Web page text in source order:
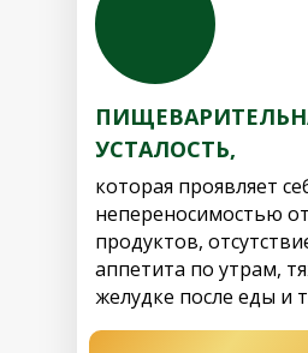
УСТАЛОСТЬ,
которая проявляет
непереносимостью
продуктов,
аппетита по утрам,
желудке после еды и